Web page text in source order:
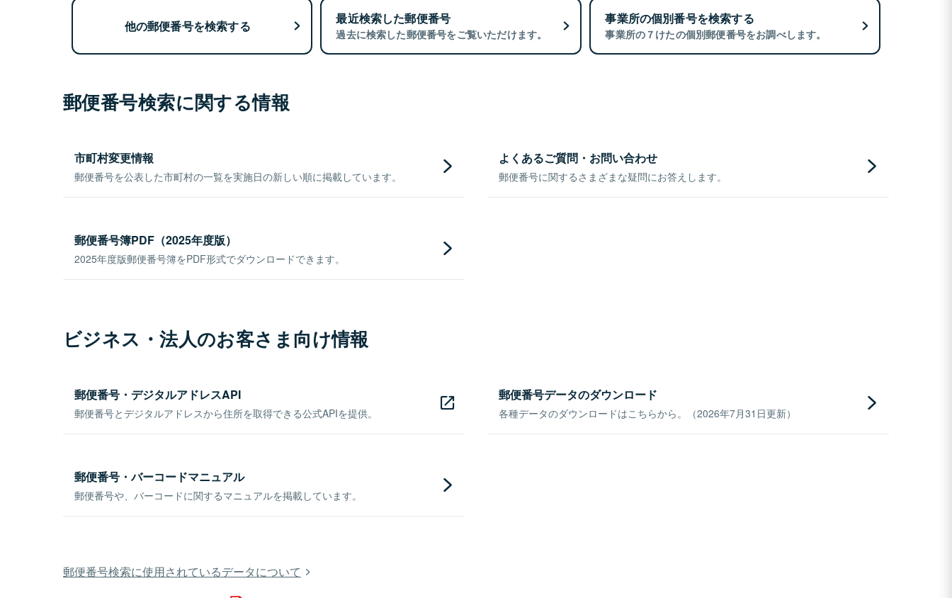
他の郵便番号を検索する 最近検索した郵便番号
過去に検索した郵便番号をご覧いただけます。
事業所の個別番号を検索する
事業所の７けたの個別郵便番号をお調べします。
郵便番号検索に関する情報
市町村変更情報
郵便番号を公表した市町村の一覧を実施日の新しい順に掲載しています。
よくあるご質問・お問い合わせ
郵便番号に関するさまざまな疑問にお答えします。
郵便番号簿PDF（2025年度版）
2025年度版郵便番号簿をPDF形式でダウンロードできます。
ビジネス・法人のお客さま向け情報
郵便番号・デジタルアドレスAPI
郵便番号とデジタルアドレスから住所を取得できる公式APIを提供。
郵便番号データのダウンロード
各種データのダウンロードはこちらから。（2026年7月31日更新）
郵便番号・バーコードマニュアル
郵便番号や、バーコードに関するマニュアルを掲載しています。
郵便番号検索に使用されているデータについて